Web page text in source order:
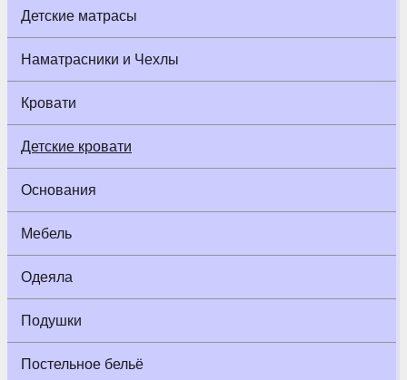
Детские матрасы
Наматрасники и Чехлы
Кровати
Детские кровати
Основания
Мебель
Одеяла
Подушки
Постельное бельё